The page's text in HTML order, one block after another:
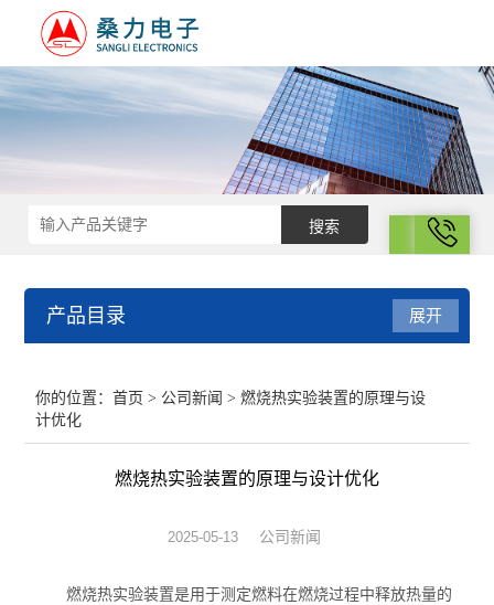
拨号
产品目录
电化学
表面性质与胶体化学部分
仪器仪表
展开
你的位置：首页 > 公司新闻 > 燃烧热实验装置的原理与设
计优化
燃烧热实验装置的原理与设计优化
2025-05-13 公司新闻
燃烧热实验装置是用于测定燃料在燃烧过程中释放热量的